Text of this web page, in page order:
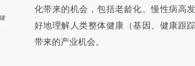
化带来的机会，包括老龄化、慢性病高
好地理解人类整体健康（基因、健康跟
带来的产业机会。